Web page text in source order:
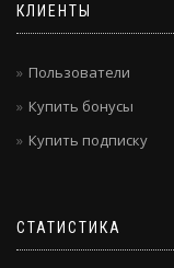
КЛИЕНТЫ
Пользователи
Купить бонусы
Купить подписку
СТАТИСТИКА